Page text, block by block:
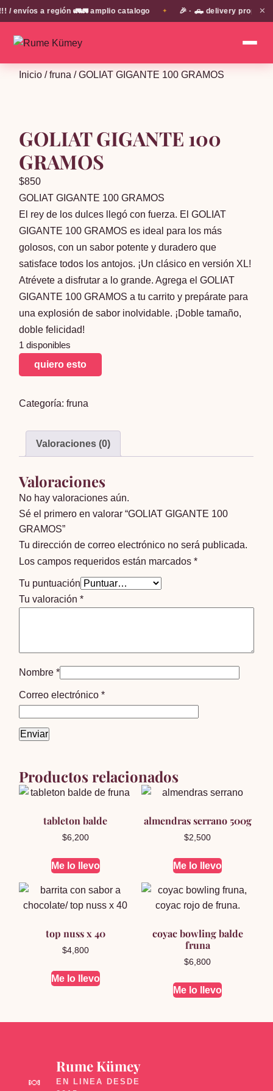
envíos a región 🚛🚛 amplio catalogo 🎉 · 🛻 delivery propio en
✕
Inicio /fruna / GOLIAT GIGANTE 100 GRAMOS
GOLIAT GIGANTE 100
GRAMOS
$850
GOLIAT GIGANTE 100 GRAMOS
El rey de los dulces llegó con fuerza. El GOLIAT
GIGANTE 100 GRAMOS es ideal para los más
golosos, con un sabor potente y duradero que
satisface todos los antojos. ¡Un clásico en versión XL!
Atrévete a disfrutar a lo grande. Agrega el GOLIAT
GIGANTE 100 GRAMOS a tu carrito y prepárate para
una explosión de sabor inolvidable. ¡Doble tamaño,
doble felicidad!
1 disponibles
GOLIAT
GIGANTE
GRAMOS
quiero esto
Categoría:fruna
Valoraciones (0)
Valoraciones
No hay valoraciones aún.
Sé el primero en valorar “GOLIAT GIGANTE 100
GRAMOS”
Tu dirección de correo electrónico no será publicada.
Los campos requeridos están marcados*
Tu puntuación
Tu valoración*
Nombre*
Correo electrónico*
Productos relacionados
tableton balde
$6,200
Me lo llevo
almendras serrano 500g
$2,500
Me lo llevo
top nuss x 40
$4,800
Me lo llevo
coyac bowling balde
fruna
$6,800
Me lo llevo
🍬
Rume Kümey